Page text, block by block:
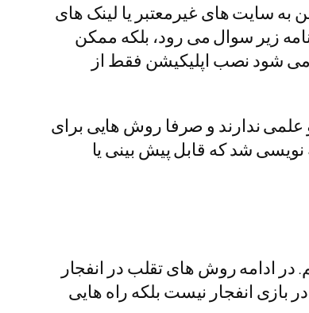
به سایت های غیرمعتبر یا لینک های
زیر سوال می رود، بلکه ممکن
شود نصب اپلیکیشن فقط از
علمی ندارند و صرفا روش هایی برای
نویسی شد که قابل پیش بینی یا
ادامه روش‌ های تقلب در انفجار
بازی انفجار نیست بلکه راه هایی